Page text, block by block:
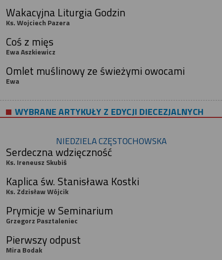
Wakacyjna Liturgia Godzin
Ks. Wojciech Pazera
Coś z mięs
Ewa Aszkiewicz
Omlet muślinowy ze świeżymi owocami
Ewa
WYBRANE ARTYKUŁY Z EDYCJI DIECEZJALNYCH
NIEDZIELA CZĘSTOCHOWSKA
Serdeczna wdzięczność
Ks. Ireneusz Skubiś
Kaplica św. Stanisława Kostki
Ks. Zdzisław Wójcik
Prymicje w Seminarium
Grzegorz Pasztaleniec
Pierwszy odpust
Mira Bodak